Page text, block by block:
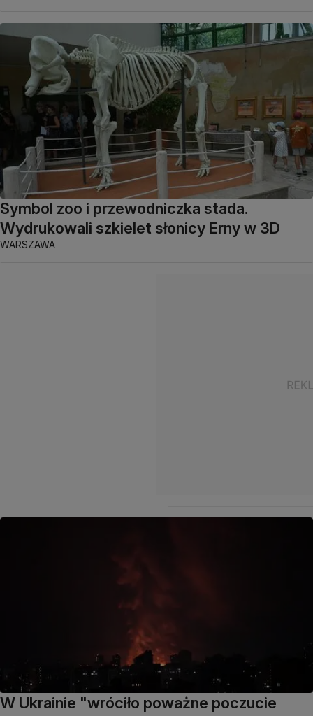
Symbol zoo i przewodniczka stada.
Wydrukowali szkielet słonicy Erny w 3D
WARSZAWA
W Ukrainie "wróciło poważne poczucie